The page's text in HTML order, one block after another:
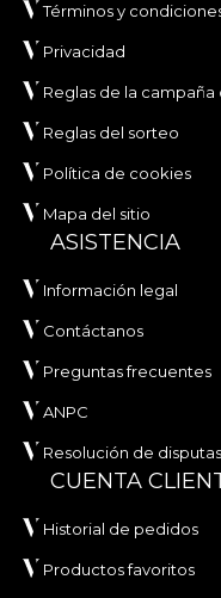
Términos y
Privacidad
Reglas de la
Reglas del sorteo
Política de cookies
Mapa del sitio
ASISTENCIA
Información legal
Contáctanos
Preguntas frecuentes
ANPC
Resolución de disputas
CUENTA
Historial de pedidos
Productos favoritos